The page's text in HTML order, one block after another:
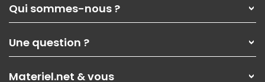
Qui sommes-nous ?
Nos services
Les magasins Materiel.net
Nos solutions pour les pros
Une question ?
Materiel.net & vous